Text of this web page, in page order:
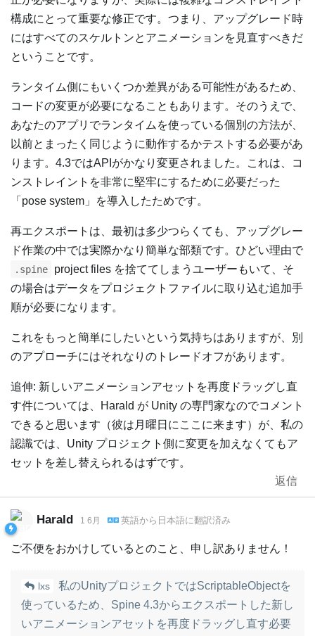
構成にとって重要な修正です。つまり、アップグレード時
にはすべてのスケルトンとアニメーションを見直すべきだ
ということです。
ランタイム側にもいくつか差異がある可能性があるため、
コードの変更が必要になることもあります。そのうえで、
あなたのアプリでランタイムを使っている個別の方法が、
以前とまったく同じように動作するかテストする必要があ
ります。4.3ではAPIがかなり変更されました。これは、コ
ンストレイントを非常に堅牢にするために必要だった
「pose system」を導入したためです。
再エクスポートは、最初は多少つらくても、アップグレー
ド作業の中では実際かなり簡単な部類です。ひどい理由で
.spine
project files を捨ててしまうユーザーもいて、そ
の場合はデータをプロジェクトファイルに取り込む追加手
順が必要になります。
これをもっと簡単にしたいという気持ちはありますが、別
のアプローチにはそれなりのトレードオフがあります。
追伸: 新しいアニメーションアセットを再度ドラッグし直
す件については、Harald が Unity の専門家なのでコメント
できると思います（彼は月曜日にここに来ます）が、私の
認識では、Unity プロジェクト側に変更を加えなくてもア
セットを差し替えられるはずです。
返信
Harald 1 6月 英語から 日本語に翻訳済み
ご不便をおかけしているとのこと、申し訳ありません！
lxs
私のUnityプロジェクトではScriptableObjectを
使っているため、Spine 4.3からエクスポートした新し
いアニメーションアセットを再度ドラッグし直す必要